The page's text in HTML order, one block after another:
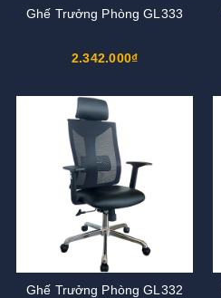
Ghế Trưởng Phòng GL333
2.342.000₫
Ghế Trưởng Phòng GL332